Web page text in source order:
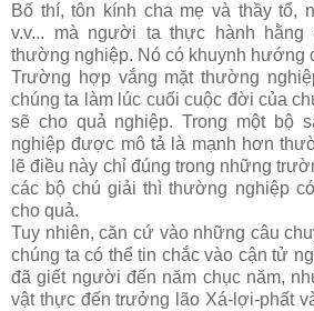
Bố thí, tôn kính cha mẹ và thầy tổ,
v.v... mà người ta thực hành hằng
thường nghiệp. Nó có khuynh hướng
Trường hợp vắng mặt thường
chúng ta làm lúc cuối cuộc đời của
sẽ cho quả nghiệp. Trong một bộ
nghiệp được mô tả là mạnh hơn
lẽ điều này chỉ đúng trong những
các bộ chú giải thì thường nghiệp
cho quả.
Tuy nhiên, căn cứ vào những câu
chúng ta có thể tin chắc vào cận tử
đã giết người đến năm chục năm,
vật thực đến trưởng lão Xá-lợi-phất